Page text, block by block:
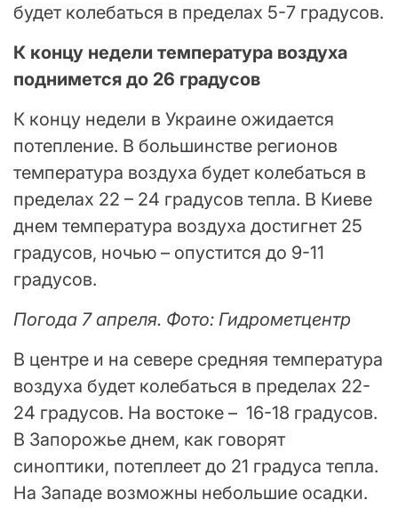
будет колебаться в пределах 5-7 градусов.
К концу недели температура воздуха
поднимется до 26 градусов
К концу недели в Украине ожидается
потепление. В большинстве регионов
температура воздуха будет колебаться в
пределах 22 – 24 градусов тепла. В Киеве
днем температура воздуха достигнет 25
градусов, ночью – опустится до 9-11
градусов.
Погода 7 апреля. Фото: Гидрометцентр
В центре и на севере средняя температура
воздуха будет колебаться в пределах 22-
24 градусов. На востоке – 16-18 градусов.
В Запорожье днем, как говорят
синоптики, потеплеет до 21 градуса тепла.
На Западе возможны небольшие осадки.